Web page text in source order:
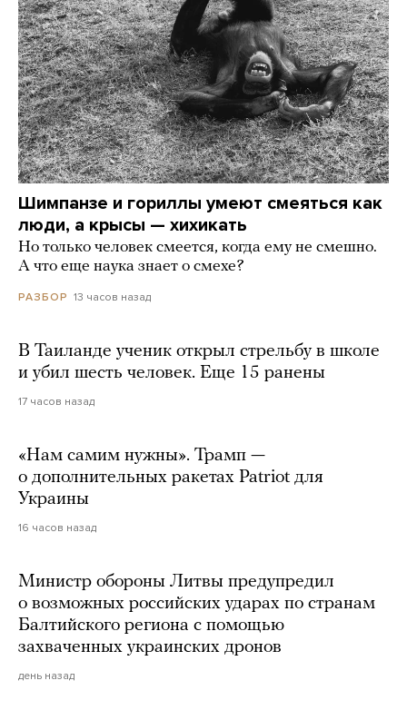
Шимпанзе и гориллы умеют смеяться как
люди, а крысы — хихикать
Но только человек смеется, когда ему не смешно.
А что еще наука знает о смехе?
РАЗБОР 13 часов назад
В Таиланде ученик открыл стрельбу в школе
и убил шесть человек. Еще 15 ранены
17 часов назад
«Нам самим нужны». Трамп —
о дополнительных ракетах Patriot для
Украины
16 часов назад
Министр обороны Литвы предупредил
о возможных российских ударах по странам
Балтийского региона с помощью
захваченных украинских дронов
день назад